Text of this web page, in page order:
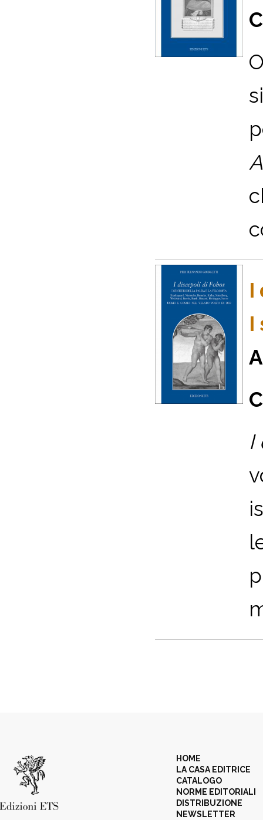
I
I
I
HOME
LA CASA EDITRICE
CATALOGO
NORME EDITORIALI
DISTRIBUZIONE
NEWSLETTER